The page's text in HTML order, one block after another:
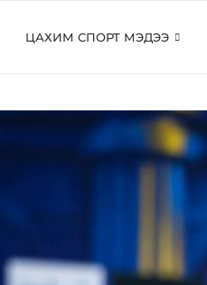
ЦАХИМ СПОРТ МЭДЭЭ